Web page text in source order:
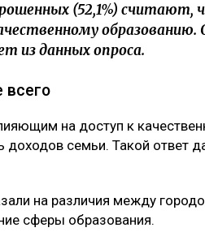
(52,1%) считают,
образованию.
из данных опроса.
всего
на доступ к
доходов семьи. Такой ответ
на различия между
сферы образования.